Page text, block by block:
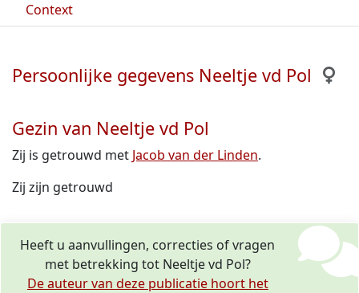
Context
Persoonlijke gegevens Neeltje vd Pol
Gezin van Neeltje vd Pol
Zij is getrouwd met Jacob van der Linden.
Zij zijn getrouwd
Heeft u aanvullingen, correcties of vragen
met betrekking tot Neeltje vd Pol?
De auteur van deze publicatie hoort het